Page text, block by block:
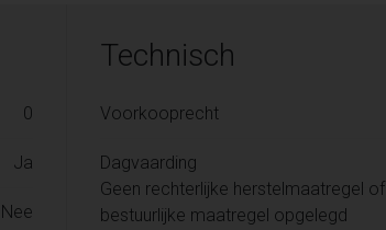
0
Ja
Nee
Technisch
Voorkooprecht
Dagvaarding
Geen rechterlijke herstelmaatregel of
bestuurlijke maatregel opgelegd